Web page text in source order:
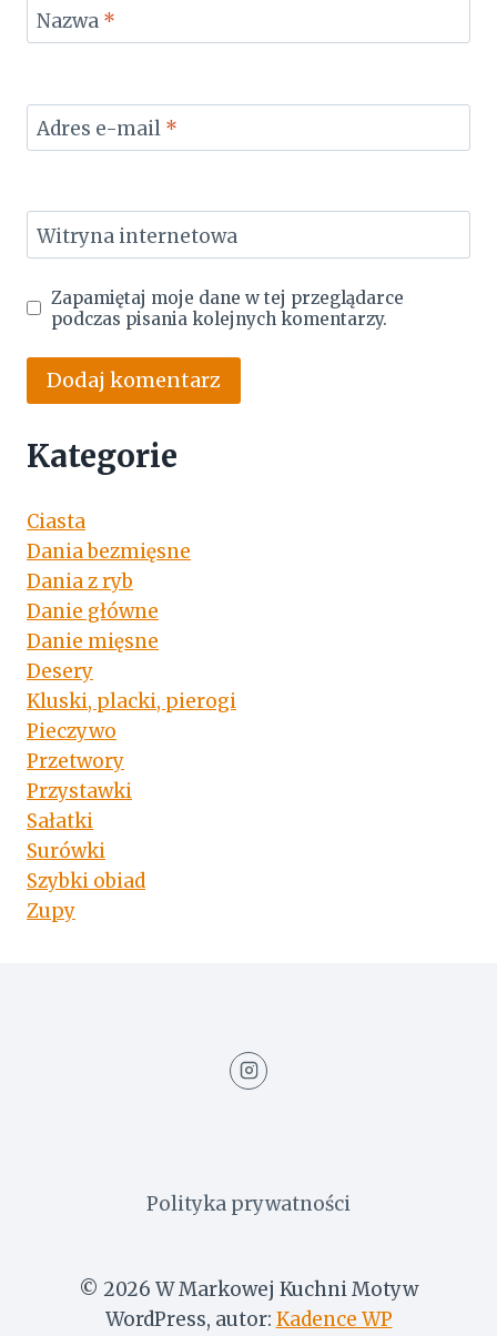
Nazwa *
Adres e-mail *
Witryna internetowa
Zapamiętaj moje dane w tej przeglądarce
podczas pisania kolejnych komentarzy.
Kategorie
Ciasta
Dania bezmięsne
Dania z ryb
Danie główne
Danie mięsne
Desery
Kluski, placki, pierogi
Pieczywo
Przetwory
Przystawki
Sałatki
Surówki
Szybki obiad
Zupy
Polityka prywatności
© 2026 W Markowej Kuchni Motyw
WordPress, autor: Kadence WP